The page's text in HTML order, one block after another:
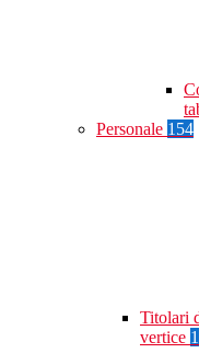
Personale 154
Titolari
vertice 1